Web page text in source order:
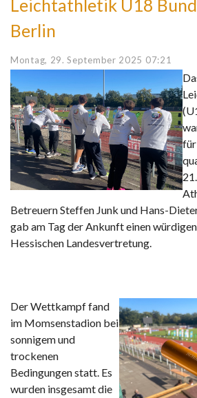
Leichtathletik U18
Berlin
Montag, 29. September 2025 07:21
Betreuern Steffen Junk und Hans-
gab am Tag der Ankunft einen
Hessischen Landesvertretung.
Der Wettkampf fand
im Momsenstadion bei
sonnigem und
trockenen
Bedingungen statt. Es
wurden insgesamt die